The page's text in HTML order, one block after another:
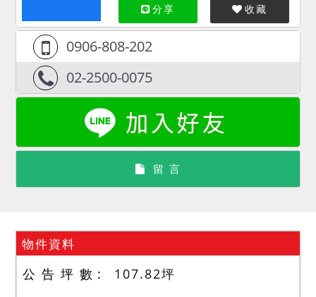
分享 收藏
0906-808-202
02-2500-0075
留 言
物件資料
公 告 坪 數 107.82坪